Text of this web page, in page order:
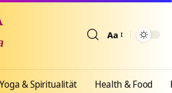
Aa
Yoga & Spiritualität Health & Food